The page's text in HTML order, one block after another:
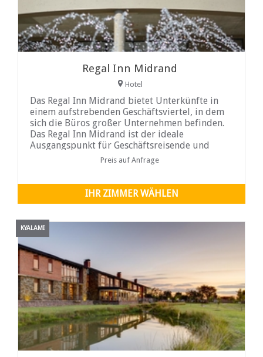
Regal Inn Midrand
Hotel
Das Regal Inn Midrand bietet Unterkünfte in
einem aufstrebenden Geschäftsviertel, in dem
sich die Büros großer Unternehmen befinden.
Das Regal Inn Midrand ist der ideale
Ausgangspunkt für Geschäftsreisende und
Touristen. Wir befinden uns in zentraler Lage
mit einfachem Zugang zur Ben Schoeman
Preis auf Anfrage
IHR ZIMMER WÄHLEN
KYALAMI